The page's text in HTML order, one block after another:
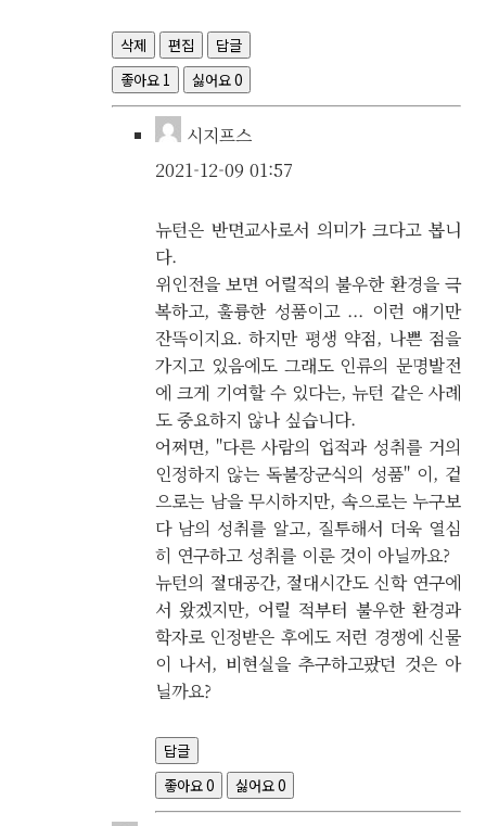
삭제 편집
답글
좋아요 1 싫어요0
시지프스
2021-12-09 01:57
뉴턴은 반면교사로서 의미가 크다고 봅니
다.
위인전을 보면 어릴적의 불우한 환경을 극
복하고, 훌륭한 성품이고 ... 이런 얘기만
잔뜩이지요. 하지만 평생 약점, 나쁜 점을
가지고 있음에도 그래도 인류의 문명발전
에 크게 기여할 수 있다는, 뉴턴 같은 사례
도 중요하지 않나 싶습니다.
어쩌면, "다른 사람의 업적과 성취를 거의
인정하지 않는 독불장군식의 성품" 이, 겉
으로는 남을 무시하지만, 속으로는 누구보
다 남의 성취를 알고, 질투해서 더욱 열심
히 연구하고 성취를 이룬 것이 아닐까요?
뉴턴의 절대공간, 절대시간도 신학 연구에
서 왔겠지만, 어릴 적부터 불우한 환경과
학자로 인정받은 후에도 저런 경쟁에 신물
이 나서, 비현실을 추구하고팠던 것은 아
닐까요?
답글
좋아요0 싫어요0